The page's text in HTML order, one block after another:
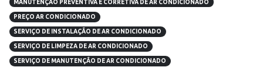
MANUTENÇÃO PREVENTIVA E CORRETIVA DE AR CONDICIONADO
PREÇO AR CONDICIONADO
SERVIÇO DE INSTALAÇÃO DE AR CONDICIONADO
SERVIÇO DE LIMPEZA DE AR CONDICIONADO
SERVIÇO DE MANUTENÇÃO DE AR CONDICIONADO